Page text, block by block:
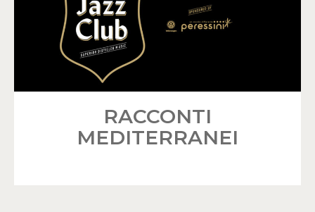
RACCONTI
MEDITERRANEI